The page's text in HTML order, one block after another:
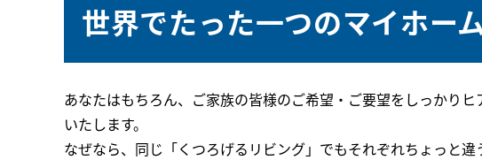
世界でたった一つのマイホー
あなたはもちろん、ご家族の皆様のご希望・ご要望をしっかりヒ
いたします。
なぜなら、同じ「くつろげるリビング」でもそれぞれちょっと違